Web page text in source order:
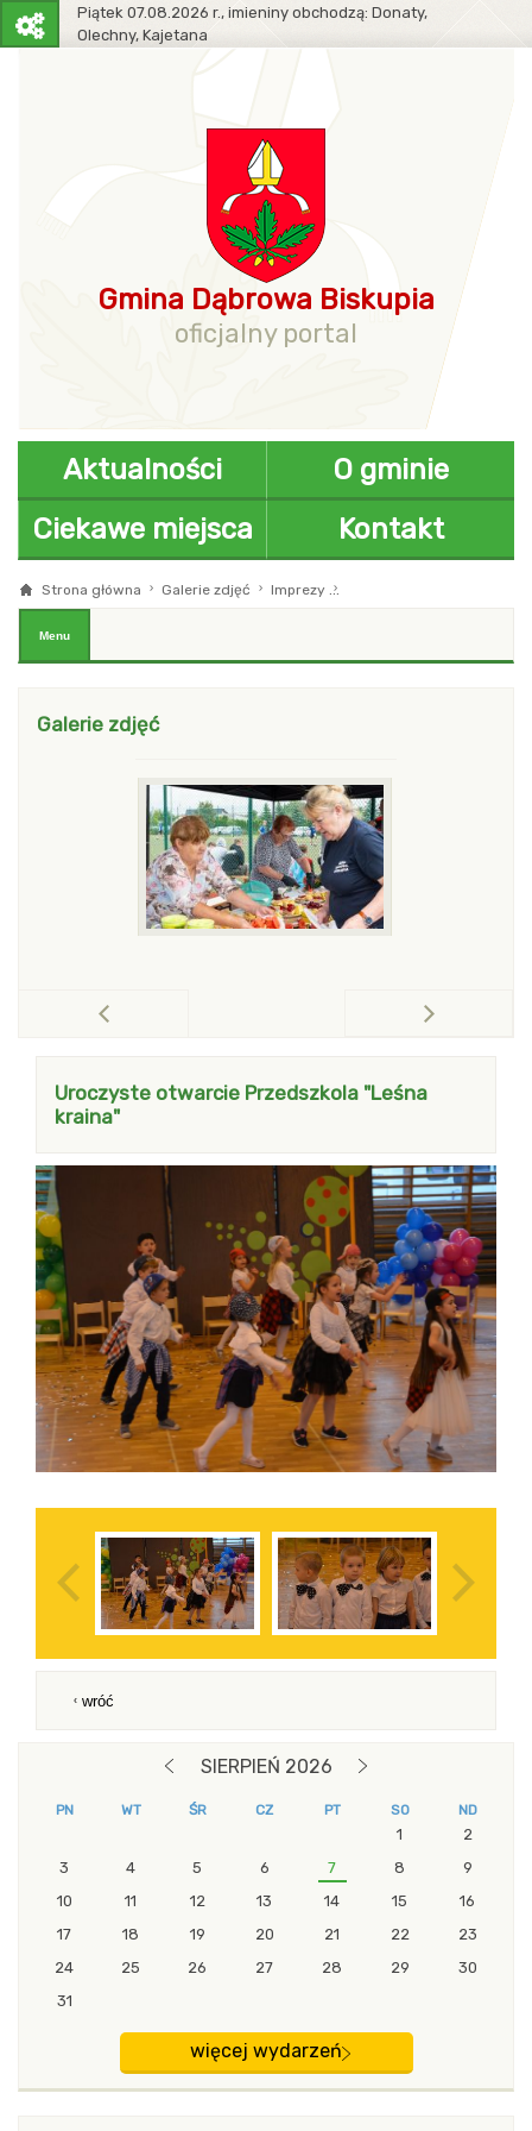
Piątek 07.08.2026 r., imieniny obchodzą: Donaty,
Olechny, Kajetana
Gmina Dąbrowa Biskupia
oficjalny portal
Aktualności
O gminie
Ciekawe miejsca
Kontakt
Strona główna Galerie zdjęć Imprezy
blok z menu i modułami Pierwszy
Menu
Galerie zdjęć
Uroczyste otwarcie Przedszkola "Leśna
kraina"
pokaż poprzednią galerię
wróć
POPRZEDNI MIESIĄC
SIERPIEŃ 2026
PN WT ŚR CZ PT SO ND
1
2
3
4 5 6 7 8
9
10
11 12 13 14 15
16
17
18 19 20 21 22
23
24
25 26 27 28 29
30
31
więcej wydarzeń